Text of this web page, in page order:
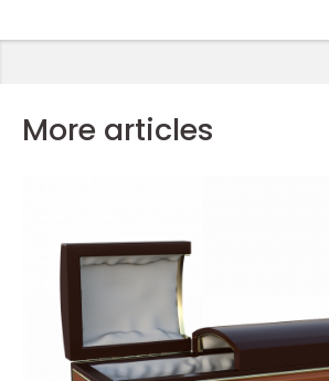
More articles